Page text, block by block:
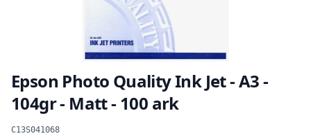
Epson Photo Quality Ink Jet - A3 -
104gr - Matt - 100 ark
C13S041068
Produktinformation